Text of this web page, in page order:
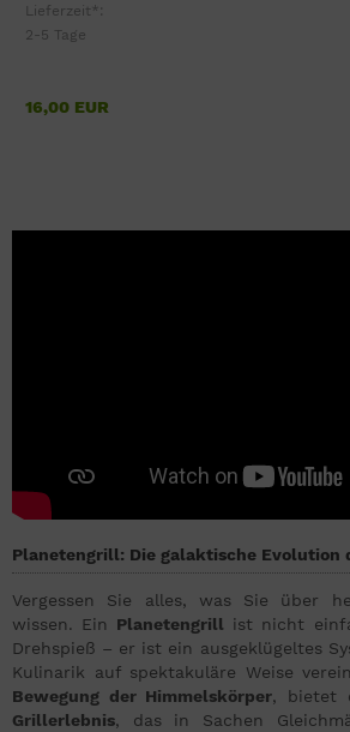
Lieferzeit*:
2-5 Tage
16,00 EUR
Planetengrill: Die galaktische Evolution
Vergessen Sie alles, was Sie über
wissen. Ein Planetengrill ist nicht
Drehspieß – er ist ein ausgeklügeltes
Kulinarik auf spektakuläre Weise
Bewegung der Himmelskörper, bietet
Grillerlebnis, das in Sachen